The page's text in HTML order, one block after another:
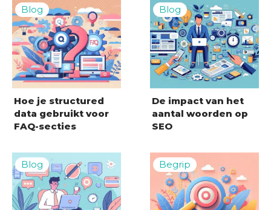
Hoe je structured
data gebruikt voor
FAQ-secties
De impact van het
aantal woorden op
SEO